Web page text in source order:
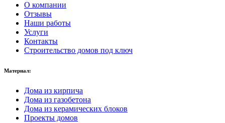
О компании
Отзывы
Наши работы
Услуги
Контакты
Строительство домов под ключ
Материал:
Дома из кирпича
Дома из газобетона
Дома из керамических блоков
Проекты домов